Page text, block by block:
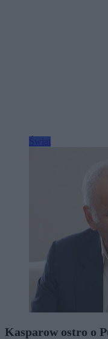
Kasparow ostro o